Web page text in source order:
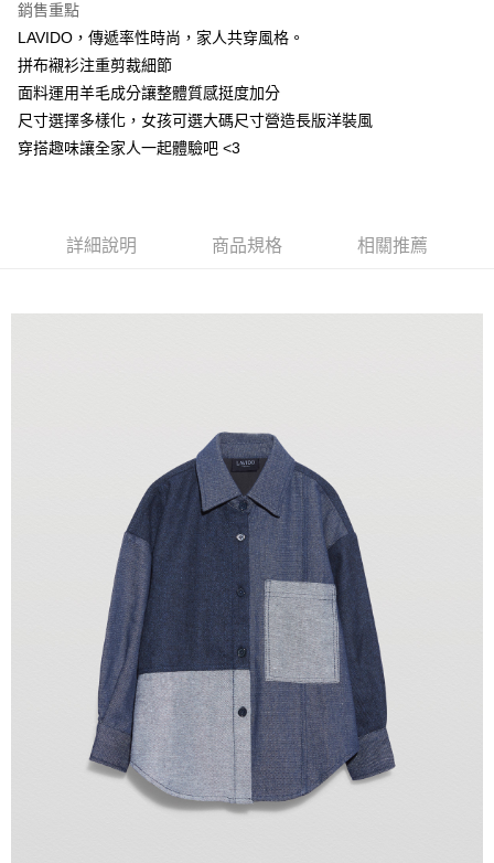
1.分期款項不併入電信帳單，「大哥付你分期」於每月結算日後寄送繳費提
醒簡訊。
2.透過簡訊連結打開帳單後，可選擇「超商條碼／台灣大直營門市／銀行轉
帳／街口支付／iPASS MONEY」等通路繳費。
【注意事項】
用戶於交易時，得透過本服務購買商品或服務，並由商店將買賣／分期付款
由本公司與您本人進行分期帳單所需資料之確認、核對及更正。
3.完整用戶服務條款，請詳閱以下連結：https://oppay.tw/userRule
7-11取貨付款
每筆NT$60，滿NT$1,500(含以上)免運費
每筆NT$100，滿NT$3,000(含以上)免運費
銷售重點
LAVIDO，傳遞率性時尚，家人共穿風格。
拼布襯衫注重剪裁細節
面料運用羊毛成分讓整體質感挺度加分
尺寸選擇多樣化，女孩可選大碼尺寸營造長版洋裝風
穿搭趣味讓全家人一起體驗吧 <3
詳細說明 商品規格 相關推薦